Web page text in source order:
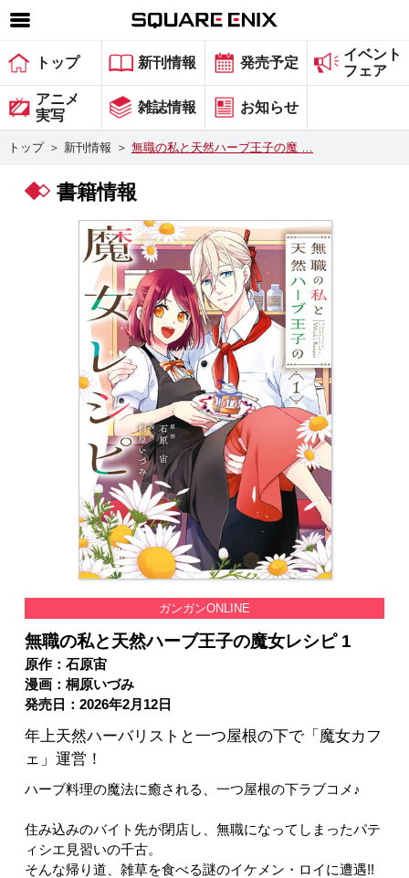
SQUARE ENIX 公式サイトメニュー
ゲーム
マガジン＆ブックス
グッズ
会社情報 採用情報
スクウェア・エニックス サイト内検索
トップ 新刊情報 発売予定
イベント
フェア
アニメ
実写
雑誌情報 お知らせ
トップ ＞ 新刊情報 ＞ 無職の私と天然ハーブ王子の魔 …
書籍情報
ガンガンONLINE
無職の私と天然ハーブ王子の魔女レシピ 1
原作：石原宙
漫画：桐原いづみ
発売日：2026年2月12日
年上天然ハーバリストと一つ屋根の下で「魔女カフ
ェ」運営！
ハーブ料理の魔法に癒される、一つ屋根の下ラブコメ♪
住み込みのバイト先が閉店し、無職になってしまったパテ
ィシエ見習いの千古。
そんな帰り道、雑草を食べる謎のイケメン・ロイに遭遇!!